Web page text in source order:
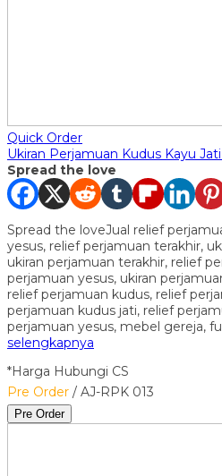
Quick Order
Ukiran Perjamuan Kudus Kayu
Spread the love
Spread the loveJual relief
yesus, relief perjamuan terakhir,
ukiran perjamuan terakhir, relief
perjamuan yesus, ukiran
relief perjamuan kudus, relief
perjamuan kudus jati, relief
perjamuan yesus, mebel gereja,
selengkapnya
*Harga Hubungi CS
Pre Order / AJ-RPK 013
Pre Order